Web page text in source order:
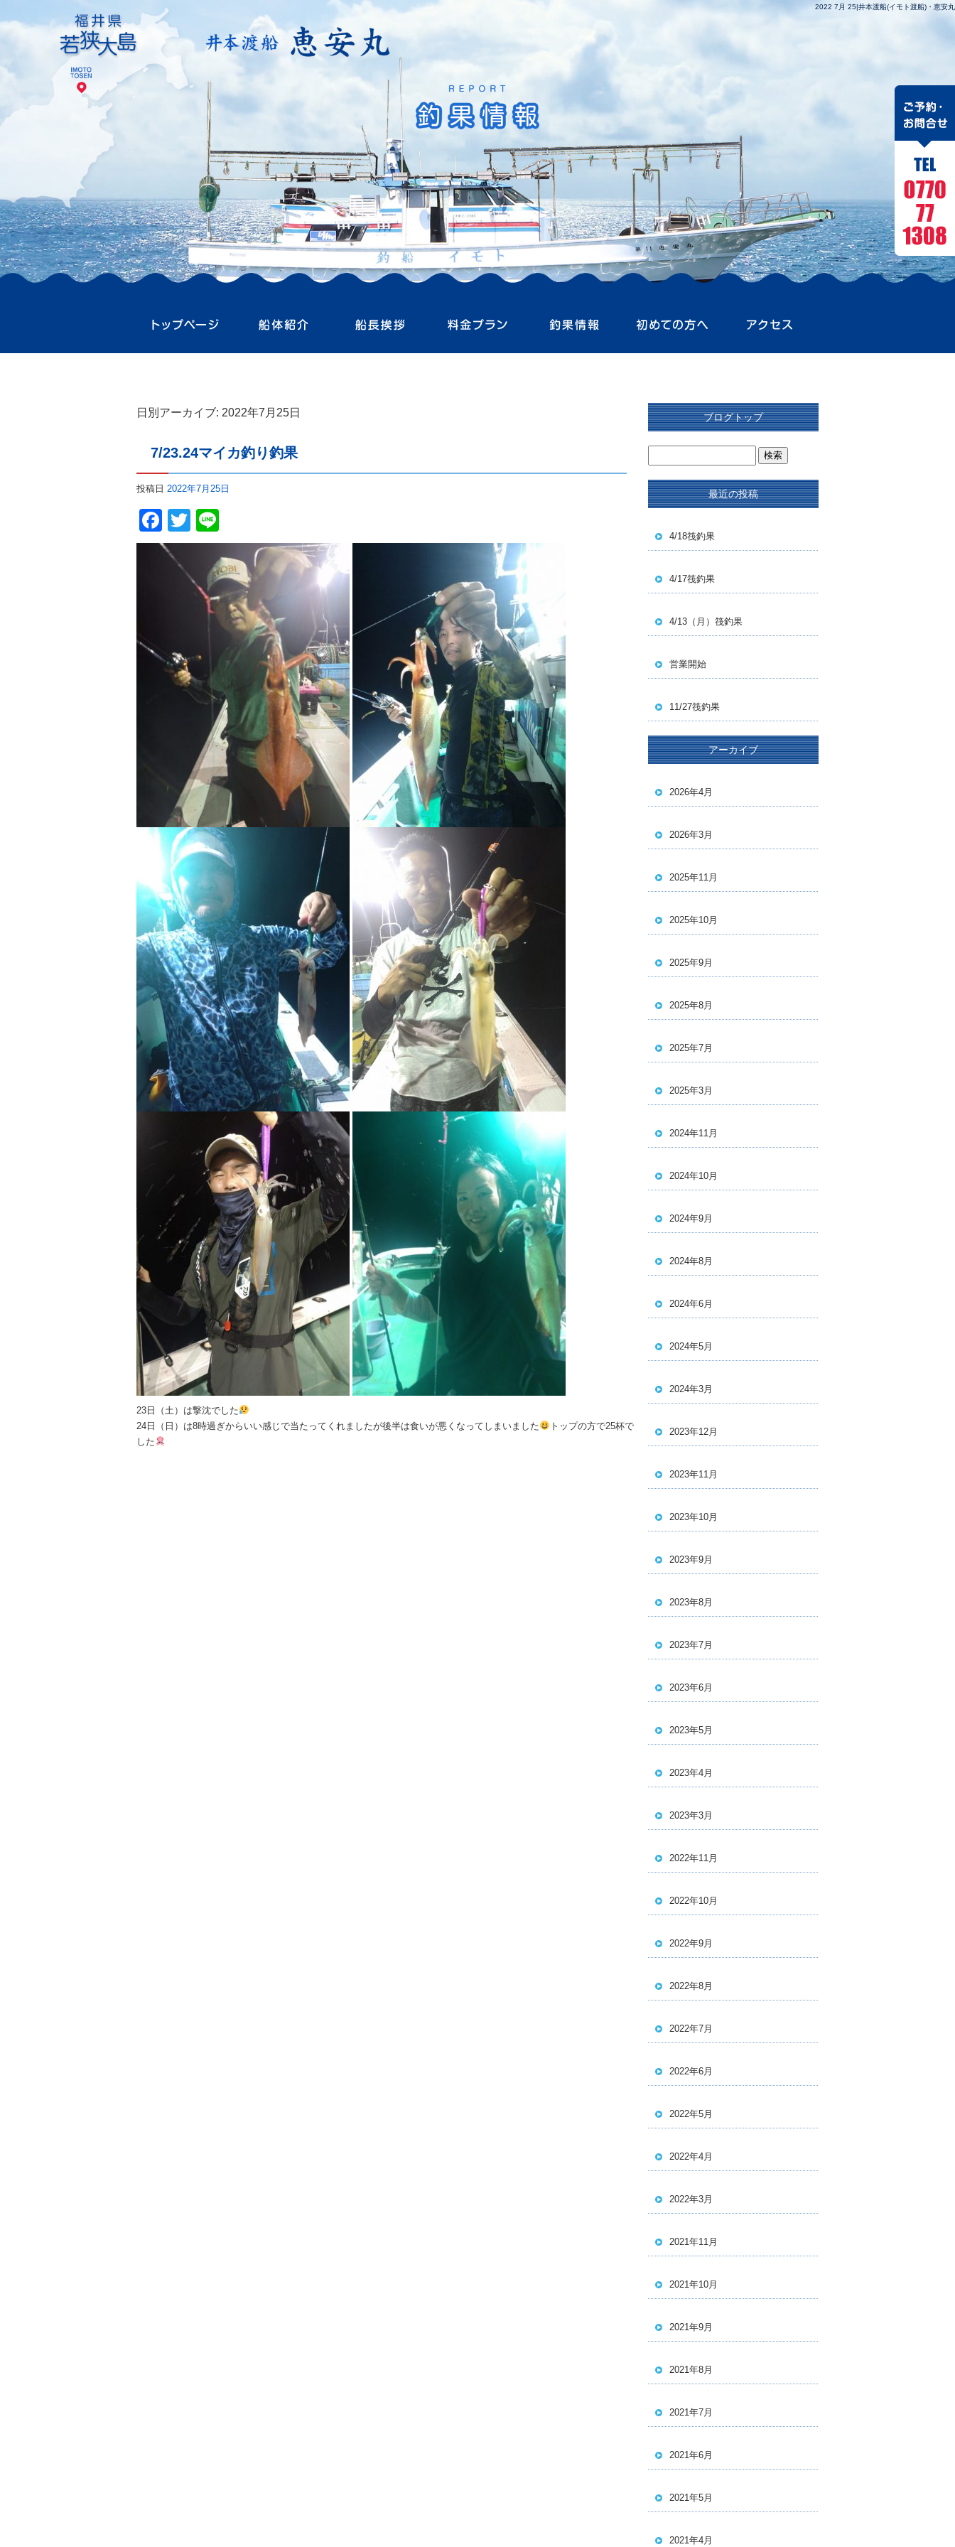
2022 7月 25|井本渡船(イモト渡船)・恵安丸
日別アーカイブ: 2022年7月25日
7/23.24マイカ釣り釣果
投稿日 2022年7月25日
Facebook
Twitter
23日（土）は撃沈でした
24日（日）は8時過ぎからいい感じで当たってくれましたが後半は食いが悪くなってしまいました
トップの方で25杯で
した
ブログトップ
最近の投稿
4/18筏釣果
4/17筏釣果
4/13（月）筏釣果
営業開始
11/27筏釣果
アーカイブ
2026年4月
2026年3月
2025年11月
2025年10月
2025年9月
2025年8月
2025年7月
2025年3月
2024年11月
2024年10月
2024年9月
2024年8月
2024年6月
2024年5月
2024年3月
2023年12月
2023年11月
2023年10月
2023年9月
2023年8月
2023年7月
2023年6月
2023年5月
2023年4月
2023年3月
2022年11月
2022年10月
2022年9月
2022年8月
2022年7月
2022年6月
2022年5月
2022年4月
2022年3月
2021年11月
2021年10月
2021年9月
2021年8月
2021年7月
2021年6月
2021年5月
2021年4月